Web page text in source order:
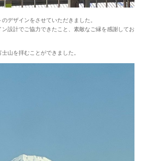
デザインをさせていただきました。
設計でご協力できたこと、素敵なご縁を感謝してお
山を拝むことができました。